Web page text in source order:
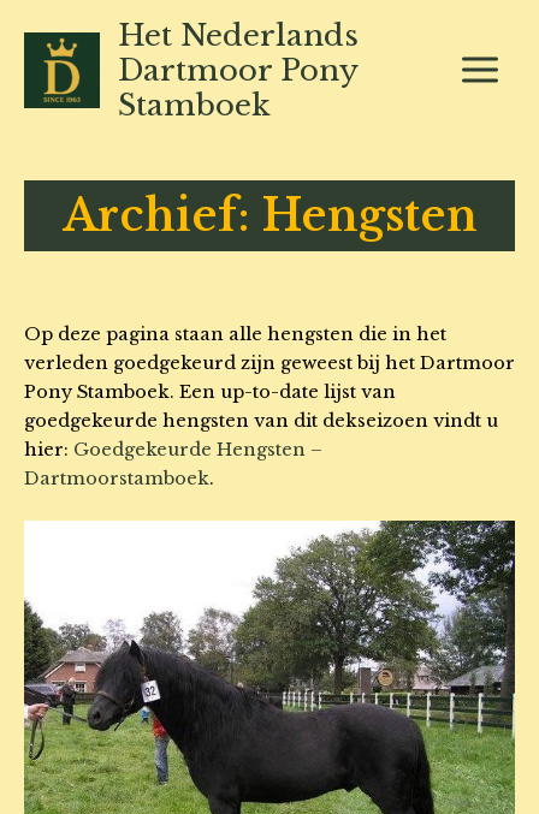
inhoud
Het Nederlands
Dartmoor Pony
Stamboek
Archief: Hengsten
Op deze pagina staan alle hengsten die in het
verleden goedgekeurd zijn geweest bij het Dartmoor
Pony Stamboek. Een up-to-date lijst van
goedgekeurde hengsten van dit dekseizoen vindt u
hier: Goedgekeurde Hengsten –
Dartmoorstamboek.